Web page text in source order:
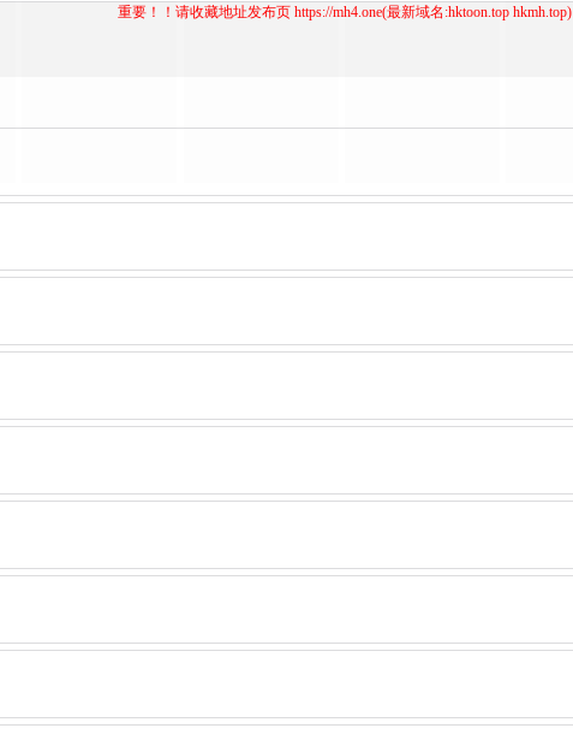
重要！！请收藏地址发布页 https://mh4.one(最新域名:hktoon.top hkmh.top)